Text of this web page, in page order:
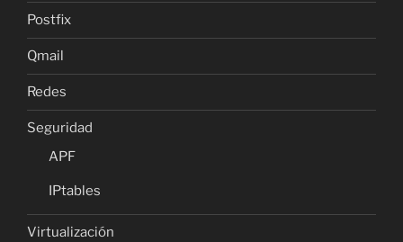
Postfix
Qmail
Redes
Seguridad
APF
IPtables
Virtualización